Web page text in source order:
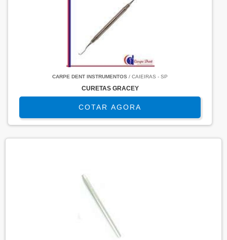
CARPE DENT INSTRUMENTOS / CAIEIRAS - SP
CURETAS GRACEY
COTAR AGORA